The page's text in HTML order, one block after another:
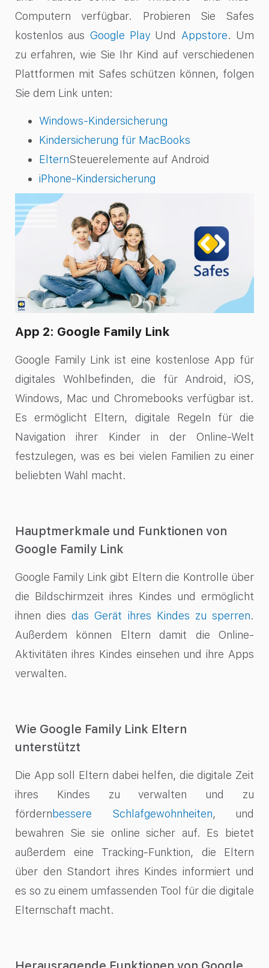
Computern verfügbar. Probieren Sie Safes
kostenlos aus Google Play Und Appstore. Um
zu erfahren, wie Sie Ihr Kind auf verschiedenen
Plattformen mit Safes schützen können, folgen
Sie dem Link unten:
Windows-Kindersicherung
Kindersicherung für MacBooks
ElternSteuerelemente auf Android
iPhone-Kindersicherung
App 2: Google Family Link
Google Family Link ist eine kostenlose App für
digitales Wohlbefinden, die für Android, iOS,
Windows, Mac und Chromebooks verfügbar ist.
Es ermöglicht Eltern, digitale Regeln für die
Navigation ihrer Kinder in der Online-Welt
festzulegen, was es bei vielen Familien zu einer
beliebten Wahl macht.
Hauptmerkmale und Funktionen von
Google Family Link
Google Family Link gibt Eltern die Kontrolle über
die Bildschirmzeit ihres Kindes und ermöglicht
ihnen diesdas Gerät ihres Kindes zu sperren.
Außerdem können Eltern damit die Online-
Aktivitäten ihres Kindes einsehen und ihre Apps
verwalten.
Wie Google Family Link Eltern
unterstützt
Die App soll Eltern dabei helfen, die digitale Zeit
ihres Kindes zu verwalten und zu
fördernbessere Schlafgewohnheiten, und
bewahren Sie sie online sicher auf. Es bietet
außerdem eine Tracking-Funktion, die Eltern
über den Standort ihres Kindes informiert und
es so zu einem umfassenden Tool für die digitale
Elternschaft macht.